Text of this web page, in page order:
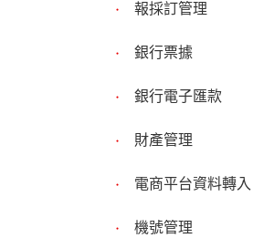
報採訂管理
銀行票據
銀行電子匯款
財產管理
電商平台資料轉入
機號管理